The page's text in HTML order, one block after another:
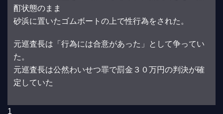
酊状態のまま
砂浜に置いたゴムボートの上で性行為をされた。
元巡査長は「行為には合意があった」として争ってい
た。
元巡査長は公然わいせつ罪で罰金３０万円の判決が確
定していた
1